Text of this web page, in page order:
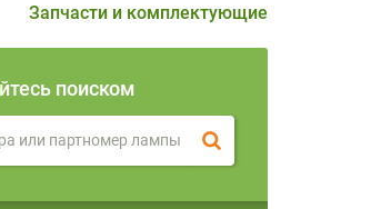
Запчасти и комплектующие
поиском